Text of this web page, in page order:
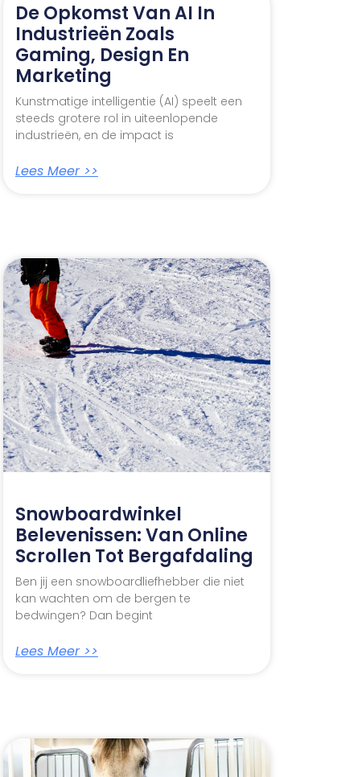
De Opkomst Van AI In
Industrieën Zoals
Gaming, Design En
Marketing
Kunstmatige intelligentie (AI) speelt een
steeds grotere rol in uiteenlopende
industrieën, en de impact is
Lees Meer >>
Snowboardwinkel
Belevenissen: Van Online
Scrollen Tot Bergafdaling
Ben jij een snowboardliefhebber die niet
kan wachten om de bergen te
bedwingen? Dan begint
Lees Meer >>